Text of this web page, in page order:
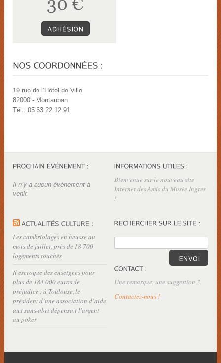
19 rue de l’Hôtel-de-Ville
82000 - Montauban
Tél.: 05 63 22 12 91
Il n’y a aucun évènement à
venir.
Bienvenue sur le nouveau site
Internet des Amis du Musée Ingres
!
Les cambriolages en hausse au
mois de juillet, près de 18 700
logements touchés
Il escroque des enseignes pour
plus de 184 000 euros de
préjudice : à Toulouse, le
président d’une association d’aide
aux sans-abri dépensait l'argent
au poker
Une remarque, une suggestion ?
Contactez-nous !